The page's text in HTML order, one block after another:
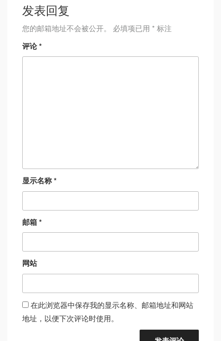
发表回复
您的邮箱地址不会被公开。 必填项已用 * 标注
评论*
显示名称*
邮箱*
网站
在此浏览器中保存我的显示名称、邮箱地址和网站
地址，以便下次评论时使用。